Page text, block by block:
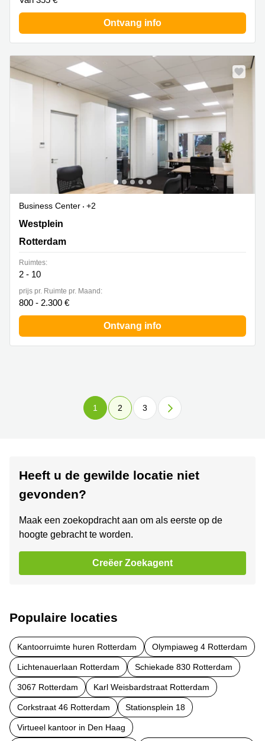
Ontvang info
Business Center
+2
Westplein 12, Rotterdam
Westplein
Rotterdam
Ruimtes:
2 - 10
prijs pr. Ruimte pr. Maand:
800 - 2.300 €
Ontvang info
1 2 3
Heeft u de gewilde locatie niet
gevonden?
Maak een zoekopdracht aan om als eerste op de
hoogte gebracht te worden.
Creëer Zoekagent
Populaire locaties
Kantoorruimte huren Rotterdam Olympiaweg 4 Rotterdam
Lichtenauerlaan Rotterdam Schiekade 830 Rotterdam
3067 Rotterdam Karl Weisbardstraat Rotterdam
Corkstraat 46 Rotterdam Stationsplein 18
Virtueel kantoor in Den Haag